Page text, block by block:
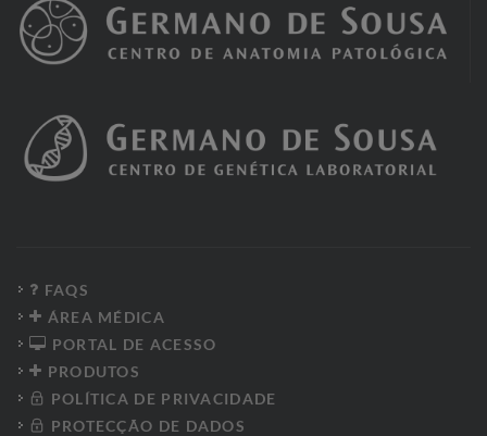
FAQS
ÁREA MÉDICA
PORTAL DE ACESSO
PRODUTOS
POLÍTICA DE PRIVACIDADE
PROTECÇÃO DE DADOS